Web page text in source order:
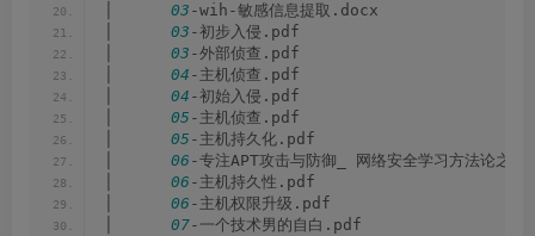
03 -wih-敏感信息提取.docx
03 -初步入侵.pdf
03 -外部侦查.pdf
04 -主机侦查.pdf
04 -初始入侵.pdf
05 -主机侦查.pdf
05 -主机持久化.pdf
06 -专注APT攻击与防御_ 网络安全学习方法论之
06 -主机持久性.pdf
06 -主机权限升级.pdf
07-一个技术男的自白.pdf